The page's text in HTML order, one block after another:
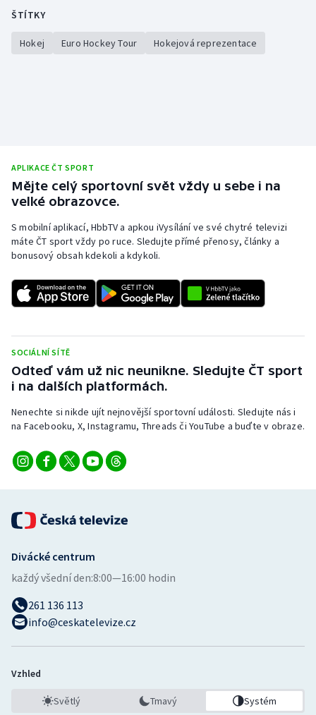
ŠTÍTKY
Hokej Euro Hockey Tour Hokejová reprezentace
APLIKACE ČT SPORT
Mějte celý sportovní svět vždy u sebe i na
velké obrazovce.
S mobilní aplikací, HbbTV a apkou iVysílání ve své chytré televizi
máte ČT sport vždy po ruce. Sledujte přímé přenosy, články a
bonusový obsah kdekoli a kdykoli.
SOCIÁLNÍ SÍTĚ
Odteď vám už nic neunikne. Sledujte ČT sport
i na dalších platformách.
Nenechte si nikde ujít nejnovější sportovní události. Sledujte nás i
na Facebooku, X, Instagramu, Threads či YouTube a buďte v obraze.
Divácké centrum
každý všední den:8:00—16:00 hodin
261 136 113
info@ceskatelevize.cz
Vzhled
Světlý Tmavý Systém